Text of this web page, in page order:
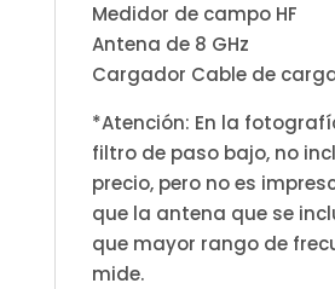
Medidor de campo HF
Antena de 8 GHz
Cargador Cable de
*Atención: En la
filtro de paso bajo, no
precio, pero no es
que la antena que se
que mayor rango de
mide.